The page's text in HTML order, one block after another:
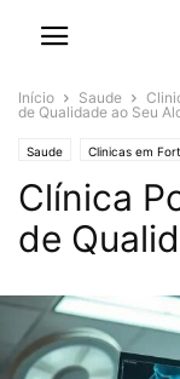
Início Saude
de Qualidade ao Seu
Saude Clinicas em
Clínica
de